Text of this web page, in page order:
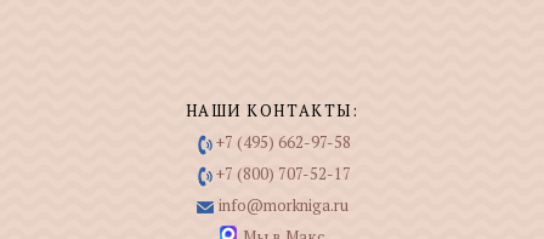
НАШИ КОНТАКТЫ:
+7 (495) 662-97-58
+7 (800) 707-52-17
info@morkniga.ru